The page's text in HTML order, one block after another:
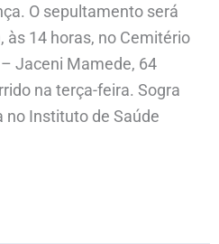
O sepultamento será
às 14 horas, no Cemitério
Jaceni Mamede, 64
na terça-feira. Sogra
no Instituto de Saúde